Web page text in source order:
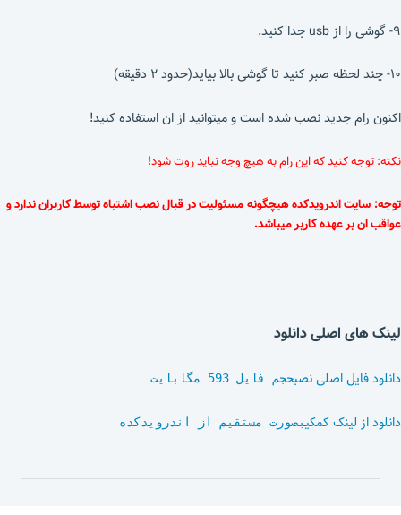
۹- گوشی را از usb جدا کنید.
۱۰- چند لحظه صبر کنید تا گوشی بالا بیاید(حدود ۲ دقیقه)
اکنون رام جدید نصب شده است و میتوانید از ان استفاده کنید!
نکته: توجه کنید که این رام به هیچ وجه نباید روت شود!
توجه: سایت اندرویدکده هیچگونه مسئولیت در قبال نصب اشتباه توسط کاربران ندارد و
عواقب ان بر عهده کاربر میباشد.
لینک های اصلی دانلود
دانلود فایل اصلی نصبحجم فایل 593 مگابایت
دانلود از لینک کمکیبصورت مستقیم از اندرویدکده